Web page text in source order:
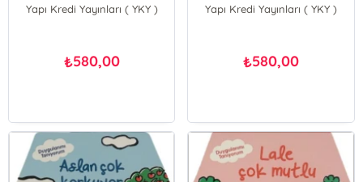
Yapı Kredi Yayınları ( YKY )
₺580,00
Yapı Kredi Yayınları ( YKY )
₺580,00